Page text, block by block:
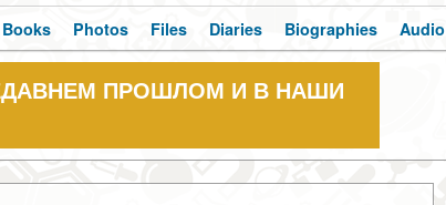
Books Photos Files Diaries Biographies Audio
ПРОШЛОМ И В НАШИ